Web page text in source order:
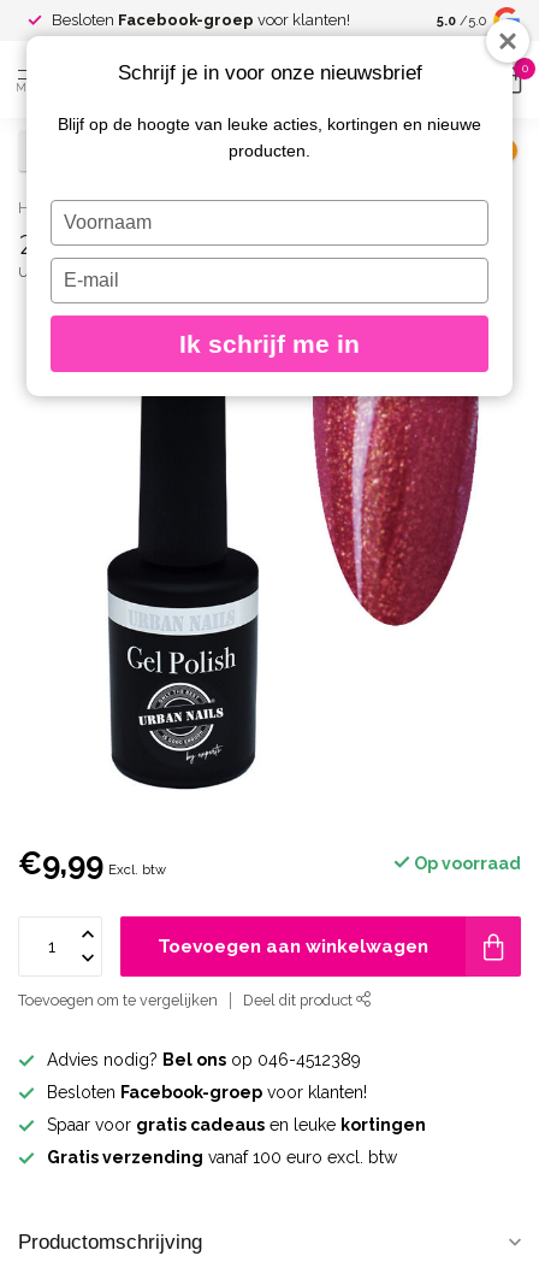
Besloten Facebook-groep voor klanten! Spaar voor
kortingen
5.0 /5.0
MENU
0
Home / 240 Gelpolish 8 gr.
240 Gelpolish 8 gr.
URBAN NAILS
€9,99 Excl. btw Op voorraad
Toevoegen aan winkelwagen
Toevoegen om te vergelijken Deel dit product
Advies nodig? Bel ons op 046-4512389
Besloten Facebook-groep voor klanten!
Spaar voor gratis cadeaus en leuke kortingen
Gratis verzending vanaf 100 euro excl. btw
Productomschrijving
Schrijf je in voor onze nieuwsbrief
Blijf op de hoogte van leuke acties, kortingen en nieuwe
producten.
Typ
je
naam
Typ
je
e-
in
Ik schrijf me in